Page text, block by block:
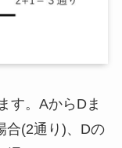
す。AからDま
合(2通り)、Dの